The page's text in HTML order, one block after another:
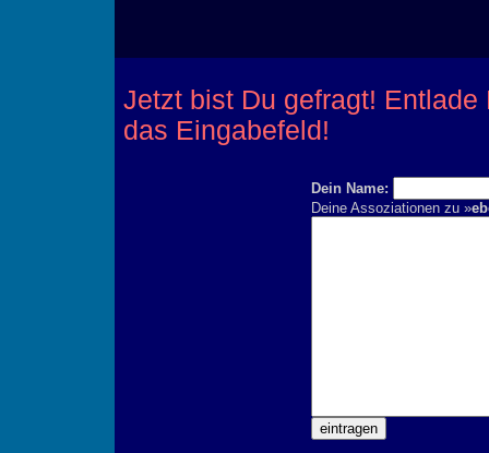
Jetzt bist Du gefragt!
das Eingabefeld!
Dein Name:
Deine Assoziationen zu »